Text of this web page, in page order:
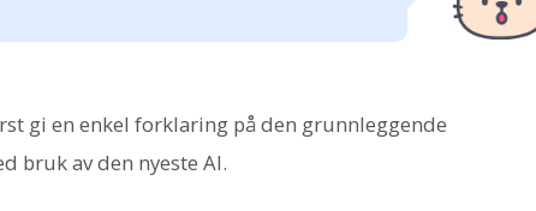
gi en enkel forklaring på den grunnleggende
bruk av den nyeste AI.